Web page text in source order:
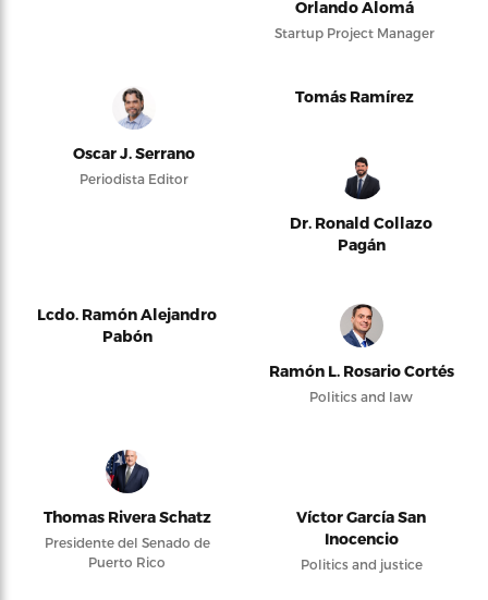
Orlando Alomá
Startup Project Manager
Oscar J. Serrano
Periodista Editor
Tomás Ramírez
Dr. Ronald Collazo
Pagán
Lcdo. Ramón Alejandro
Pabón
Ramón L. Rosario Cortés
Politics and law
Thomas Rivera Schatz
Presidente del Senado de
Puerto Rico
Víctor García San
Inocencio
Politics and justice